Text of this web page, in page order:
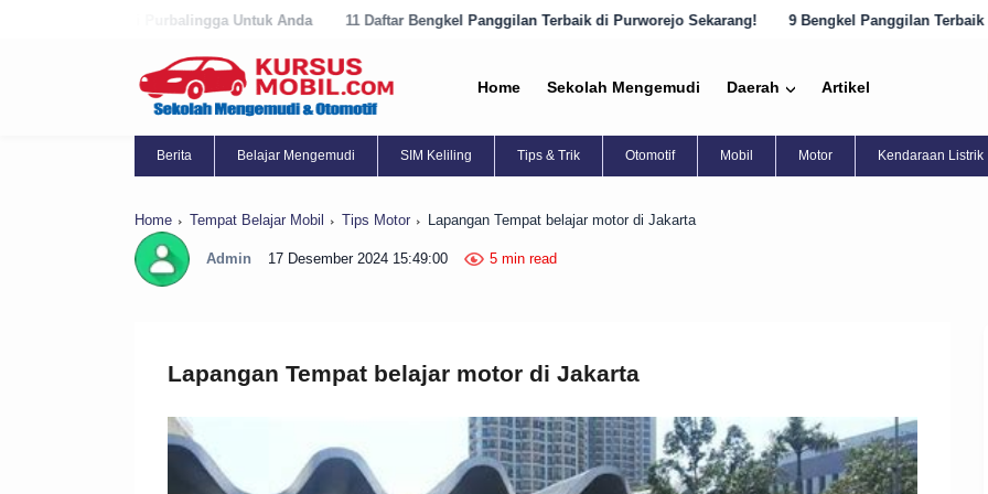
11 Daftar Bengkel Panggilan Terbaik di Purworejo Sekarang! 9 Bengkel Panggilan Terbaik di Semarang yang
Home Sekolah Mengemudi Daerah Artikel
Berita Belajar Mengemudi SIM Keliling Tips & Trik Otomotif Mobil Motor Kendaraan Listrik
Home Tempat Belajar Mobil Tips Motor Lapangan Tempat belajar motor di Jakarta
Admin 17 Desember 2024 15:49:00 5 min read
Lapangan Tempat belajar motor di Jakarta